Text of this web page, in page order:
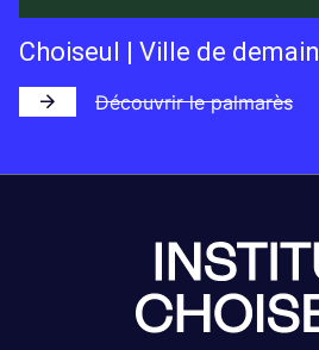
Choiseul | Ville de demain
Découvrir le palmarès